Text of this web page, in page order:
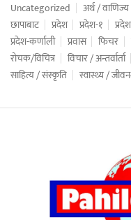
Uncategorized अर्थ / वाणिज्य
छापाबाट
प्रदेश प्रदेश-१
प्रदेश-कर्णाली
प्रवास फिचर
रोचक/विचित्र
विचार / अन्तर्वार्ता
साहित्य / संस्कृति
स्वास्थ्य /